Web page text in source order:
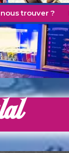
trouver ?